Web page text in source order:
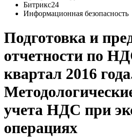
Битрикс24
Информационная безопасность
Подготовка и
отчетности по
квартал 2016
учета НДС при
операциях